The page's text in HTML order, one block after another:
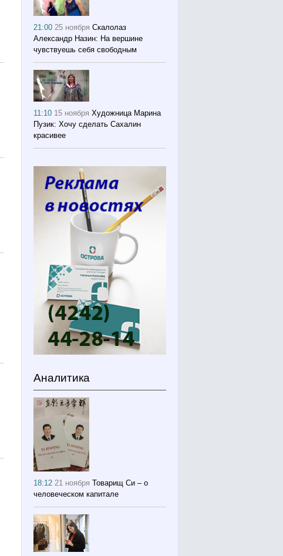
21:0025 ноября Скалолаз
Александр Назин: На вершине
чувствуешь себя свободным
11:10 15 ноября Художница Марина
Пузик: Хочу сделать Сахалин
красивее
Аналитика
18:1221 ноября Товарищ Си – о
человеческом капитале